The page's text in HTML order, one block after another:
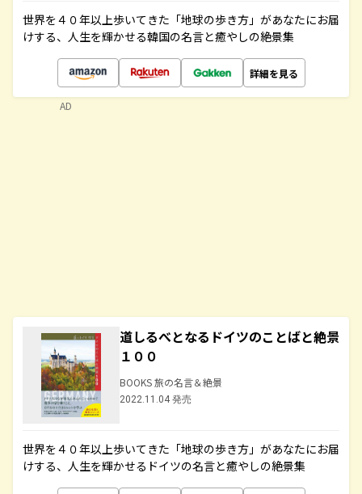
世界を４０年以上歩いてきた「地球の歩き方」があなたにお届
けする、人生を輝かせる韓国の名言と癒やしの絶景集
詳細を見る
道しるべとなるドイツのことばと絶景
１００
BOOKS 旅の名言＆絶景
2022.11.04 発売
世界を４０年以上歩いてきた「地球の歩き方」があなたにお届
けする、人生を輝かせるドイツの名言と癒やしの絶景集
AD